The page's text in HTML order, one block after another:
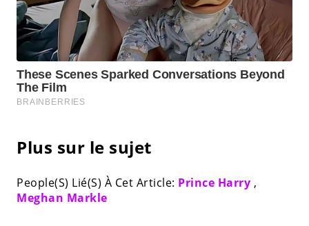
Plus sur le sujet
People(S) Lié(S) À Cet Article: Prince Harry ,
Meghan Markle